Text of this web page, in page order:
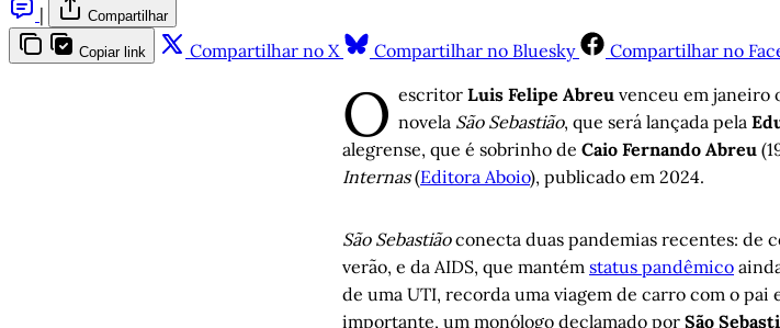
|
Compartilhar
Copiar link Compartilhar no X Compartilhar no Bluesky Compartilhar no
O escritor Luis Felipe Abreu venceu em janeiro
novela São Sebastião, que será lançada pela
alegrense, que é sobrinho de Caio Fernando Abreu
Internas(Editora Aboio), publicado em 2024.
São Sebastiãoconecta duas pandemias recentes: de
verão, e da AIDS, que mantém status pandêmico
de uma UTI, recorda uma viagem de carro com o
importante, um monólogo declamado por São